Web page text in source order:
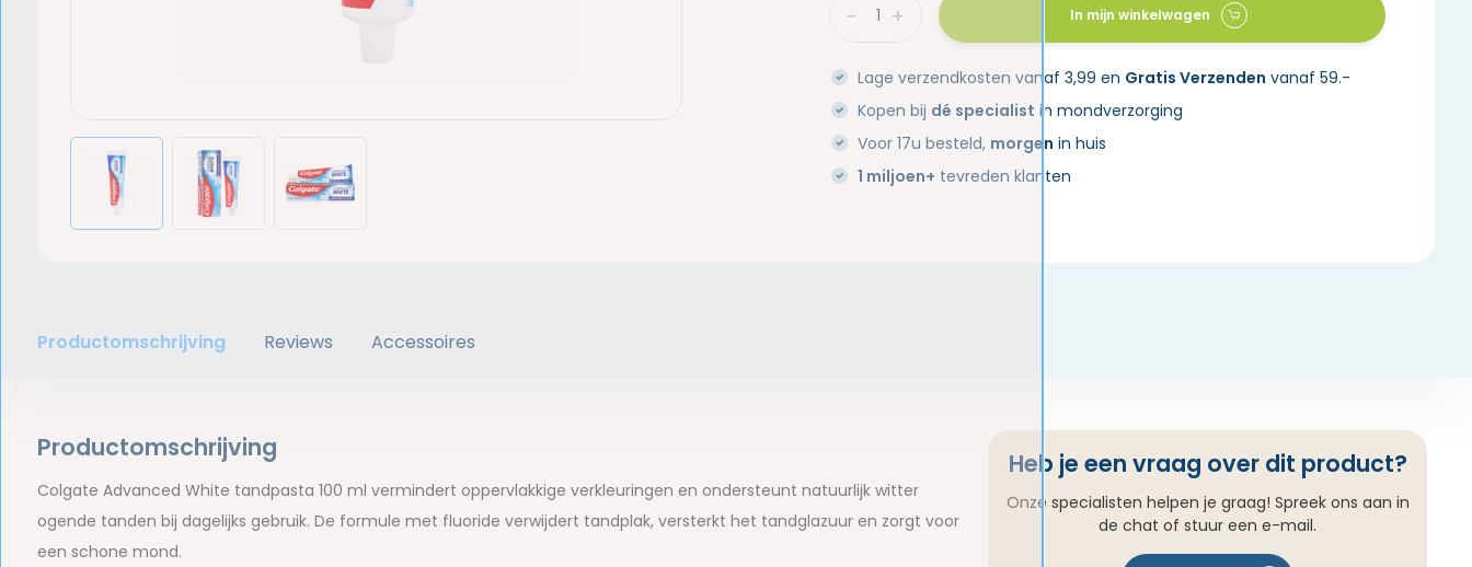
+
- In mijn winkelwagen
Lage verzendkosten vanaf 3,99 en Gratis Verzenden vanaf 59.-
Kopen bij dé specialist in mondverzorging
Voor 17u besteld, morgen in huis
1 miljoen+ tevreden klanten
Productomschrijving Reviews Accessoires
Productomschrijving
Colgate Advanced White tandpasta 100 ml vermindert oppervlakkige verkleuringen en ondersteunt natuurlijk witter
ogende tanden bij dagelijks gebruik. De formule met fluoride verwijdert tandplak, versterkt het tandglazuur en zorgt voor
een schone mond.
Heb je een vraag over dit product?
Onze specialisten helpen je graag! Spreek ons aan in
de chat of stuur een e-mail.